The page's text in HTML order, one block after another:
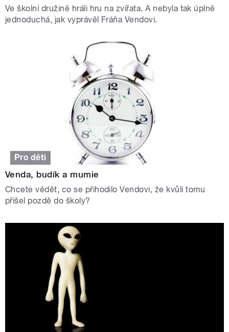
Ve školní družině hráli hru na zvířata. A nebyla tak úplně
jednoduchá, jak vyprávěl Fráňa Vendovi.
Pro děti
Venda, budík a mumie
Chcete vědět, co se přihodilo Vendovi, že kvůli tomu
přišel pozdě do školy?